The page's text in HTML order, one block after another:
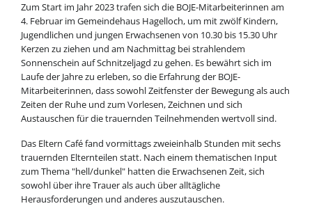
Zum Start im Jahr 2023 trafen sich die BOJE-Mitarbeiterinnen am
4. Februar im Gemeindehaus Hagelloch, um mit zwölf Kindern,
Jugendlichen und jungen Erwachsenen von 10.30 bis 15.30 Uhr
Kerzen zu ziehen und am Nachmittag bei strahlendem
Sonnenschein auf Schnitzeljagd zu gehen. Es bewährt sich im
Laufe der Jahre zu erleben, so die Erfahrung der BOJE-
Mitarbeiterinnen, dass sowohl Zeitfenster der Bewegung als auch
Zeiten der Ruhe und zum Vorlesen, Zeichnen und sich
Austauschen für die trauernden Teilnehmenden wertvoll sind.
Das Eltern Café fand vormittags zweieinhalb Stunden mit sechs
trauernden Elternteilen statt. Nach einem thematischen Input
zum Thema "hell/dunkel" hatten die Erwachsenen Zeit, sich
sowohl über ihre Trauer als auch über alltägliche
Herausforderungen und anderes auszutauschen.